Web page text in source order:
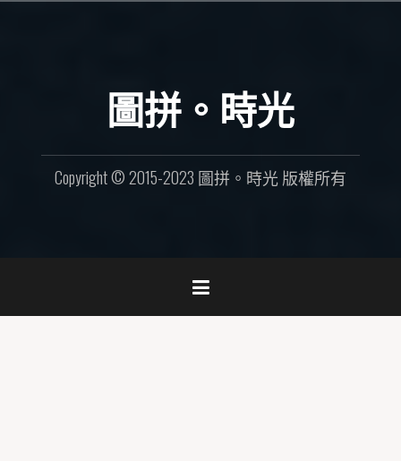
圖拼。時光
Copyright © 2015-2023 圖拼。時光 版權所有